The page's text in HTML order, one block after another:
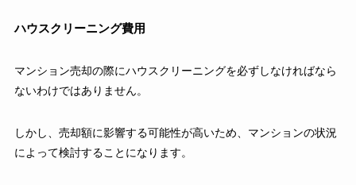
ハウスクリーニング費用
マンション売却の際にハウスクリーニングを必ずしなければなら
ないわけではありません。
しかし、売却額に影響する可能性が高いため、マンションの状況
によって検討することになります。